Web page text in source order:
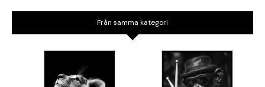
Från samma kategori